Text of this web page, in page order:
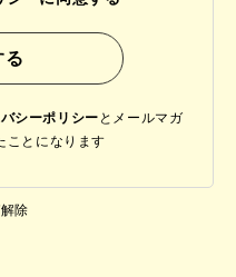
シーポリシー と メールマガ
ことになります
除